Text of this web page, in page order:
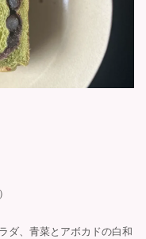
、青菜とアボカドの白和